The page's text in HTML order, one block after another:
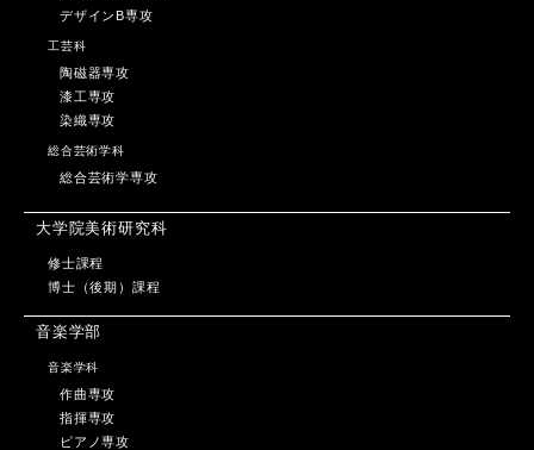
デザインB専攻
工芸科
陶磁器専攻
漆工専攻
染織専攻
総合芸術学科
総合芸術学専攻
大学院美術研究科
修士課程
博士（後期）課程
音楽学部
音楽学科
作曲専攻
指揮専攻
ピアノ専攻